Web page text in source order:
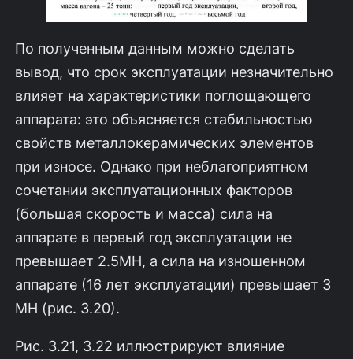
По полученным данным можно сделать
вывод, что срок эксплуатации незначительно
влияет на характеристики поглощающего
аппарата: это объясня­ется стабильностью
свойств металлокерамических элементов
при износе. Од­нако при неблагоприятном
сочетании эксплуатационных факторов
(большая скорость и масса) сила на
аппарате в первый год эксплуатации не
превышает 2.5МН, а сила на изношенном
аппарате (16 лет эксплуатации) превышает 3
МН (рис. 3.20).
Рис. 3.21, 3.22 иллюстрируют влияние